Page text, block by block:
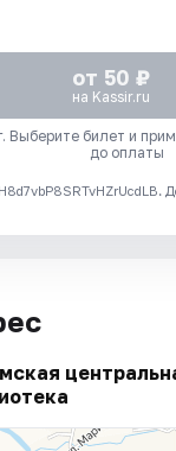
от 50 ₽
на Kassir.ru
Выберите билет и
до оплаты